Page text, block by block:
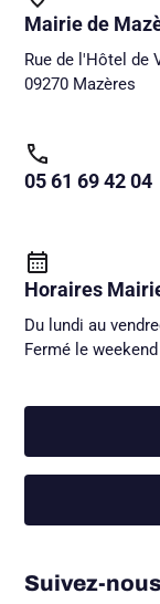
Mairie de
Rue de l'Hôtel de
09270 Mazères
05 61 69 42 04
Horaires
Du lundi au
Fermé le weekend
Suivez-